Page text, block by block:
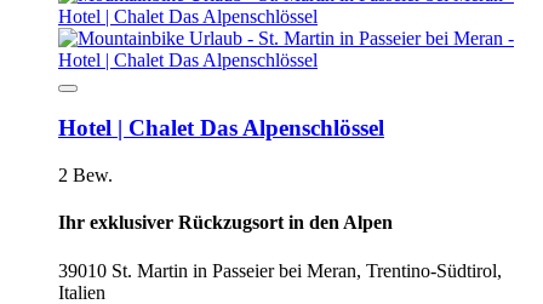
Hotel | Chalet Das Alpenschlössel
2 Bew.
Ihr exklusiver Rückzugsort in den Alpen
39010 St. Martin in Passeier bei Meran, Trentino-Südtirol,
Italien